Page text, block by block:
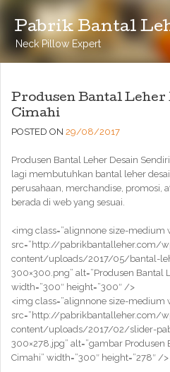
Pabrik Bantal
Neck Pillow Expert
Produsen Bantal Leher
Cimahi
POSTED ON 29/08/2017
Produsen Bantal Leher Desain
lagi membutuhkan bantal leher
perusahaan, merchandise, promosi,
berada di web yang sesuai.
<img class=”alignnone size-medium
src=”http://pabrikbantalleher.com/
content/uploads/2017/05/bantal-
300×300.png” alt=”Produsen Bantal
width=”300″ height=”300″ />
<img class=”alignnone size-medium
src=”http://pabrikbantalleher.com/
content/uploads/2017/02/slider-
300×278.jpg” alt=”gambar Produsen
Cimahi” width=”300″ height=”278″ />